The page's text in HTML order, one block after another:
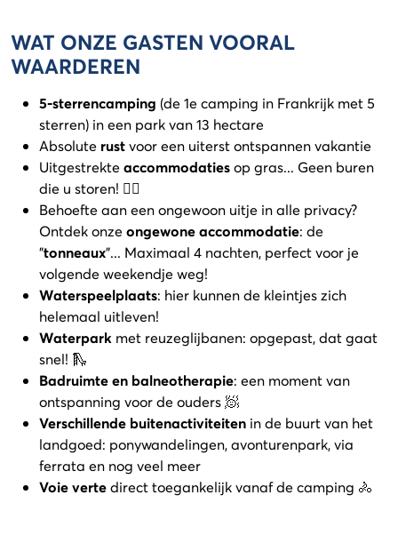
WAT ONZE GASTEN VOORAL
WAARDEREN
5-sterrencamping (de 1e camping in Frankrijk met 5
sterren) in een park van 13 hectare
Absolute rustvoor een uiterst ontspannen vakantie
Uitgestrekte accommodatiesop gras... Geen buren
die u storen! ✌🏼
Behoefte aan een ongewoon uitje in alle privacy?
Ontdek onze ongewone accommodatie: de
"tonneaux"... Maximaal 4 nachten, perfect voor je
volgende weekendje weg!
Waterspeelplaats: hier kunnen de kleintjes zich
helemaal uitleven!
Waterpark met reuzeglijbanen: opgepast, dat gaat
snel! 🛝
Badruimte en balneotherapie: een moment van
ontspanning voor de ouders 🧖
Verschillende buitenactiviteiten in de buurt van het
landgoed: ponywandelingen, avonturenpark, via
ferrata en nog veel meer
Voie vertedirect toegankelijk vanaf de camping 🚴